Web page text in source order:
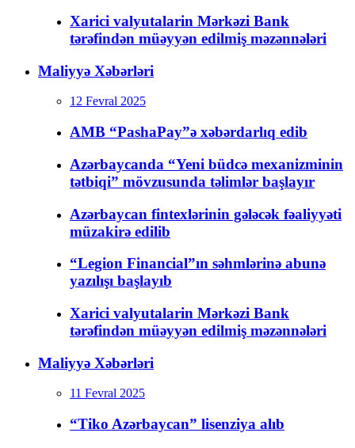
Xarici valyutalarin Mərkəzi Bank
tərəfindən müəyyən edilmiş məzənnələri
Maliyyə Xəbərləri
12 Fevral 2025
AMB “PashaPay”ə xəbərdarlıq edib
Azərbaycanda “Yeni büdcə mexanizminin
tətbiqi” mövzusunda təlimlər başlayır
Azərbaycan fintexlərinin gələcək fəaliyyəti
müzakirə edilib
“Legion Financial”ın səhmlərinə abunə
yazılışı başlayıb
Xarici valyutalarin Mərkəzi Bank
tərəfindən müəyyən edilmiş məzənnələri
Maliyyə Xəbərləri
11 Fevral 2025
“Tiko Azərbaycan” lisenziya alıb